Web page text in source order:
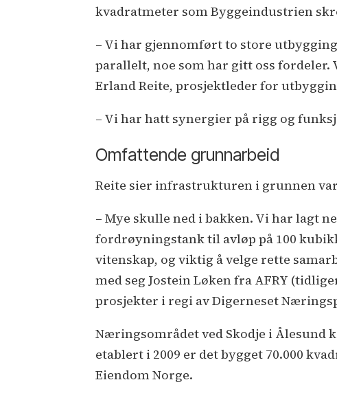
kvadratmeter som Byggeindustrien
– Vi har gjennomført to store
parallelt, noe som har gitt oss
Erland Reite, prosjektleder for
– Vi har hatt synergier på rigg og
Omfattende grunnarbeid
Reite sier infrastrukturen i grunnen
– Mye skulle ned i bakken. Vi har lagt
fordrøyningstank til avløp på 100
vitenskap, og viktig å velge rette
med seg Jostein Løken fra AFRY
prosjekter i regi av Digerneset
Næringsområdet ved Skodje i Ålesund
etablert i 2009 er det bygget 70.000
Eiendom Norge.